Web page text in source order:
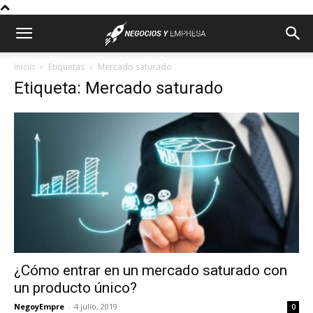
Inicio Etiquetas Mercado saturado
Etiqueta: Mercado saturado
¿Cómo entrar en un mercado saturado con
un producto único?
NegoyEmpre - 4 julio, 2019 0